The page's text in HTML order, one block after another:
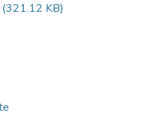
(321.12 KB)